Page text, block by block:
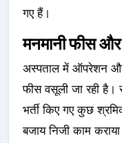
गए हैं।
मनमानी फीस और
अस्पताल में ऑपरेशन और
फीस वसूली जा रही है।
भर्ती किए गए कुछ
बजाय निजी काम